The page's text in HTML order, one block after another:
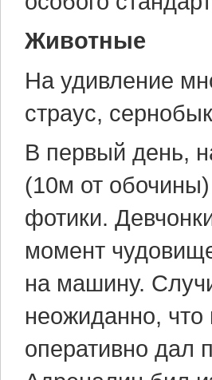
Животные
На удивление
страус,
В первый день,
(10м от
фотики.
момент
на машину.
неожиданно,
оперативно дал